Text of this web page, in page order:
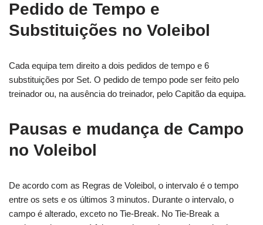
Pedido de Tempo e
Substituições no Voleibol
Cada equipa tem direito a dois pedidos de tempo e 6
substituições por Set. O pedido de tempo pode ser feito pelo
treinador ou, na ausência do treinador, pelo Capitão da equipa.
Pausas e mudança de Campo
no Voleibol
De acordo com as Regras de Voleibol, o intervalo é o tempo
entre os sets e os últimos 3 minutos. Durante o intervalo, o
campo é alterado, exceto no Tie-Break. No Tie-Break a